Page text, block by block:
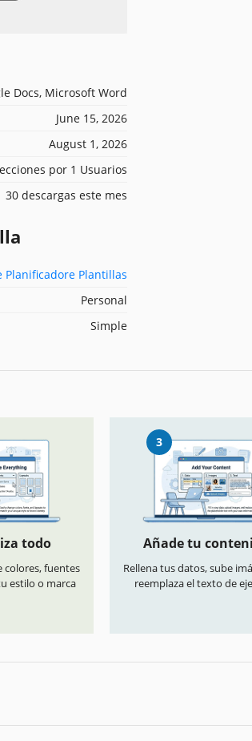
Docs, Microsoft Word
June 15, 2026
August 1, 2026
por 1 Usuarios
30 descargas este mes
Planificadore Plantillas
Personal
Simple
todo
colores, fuentes
estilo o marca
3
Añade tu
Rellena tus datos, sube
reemplaza el texto de